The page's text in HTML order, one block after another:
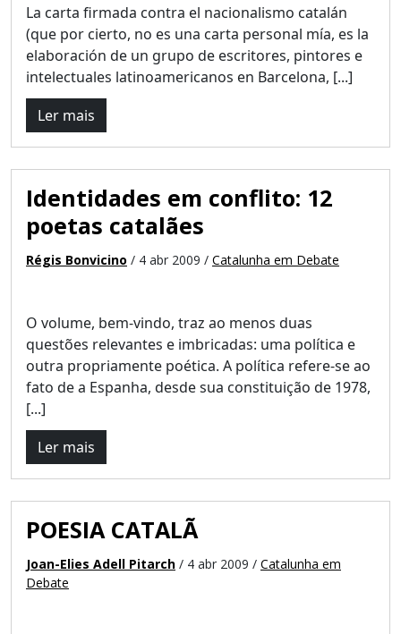
La carta firmada contra el nacionalismo catalán
(que por cierto, no es una carta personal mía, es la
elaboración de un grupo de escritores, pintores e
intelectuales latinoamericanos en Barcelona, [...]
Ler mais
Identidades em conflito: 12
poetas catalães
Régis Bonvicino / 4 abr 2009 / Catalunha em Debate
O volume, bem-vindo, traz ao menos duas
questões relevantes e imbricadas: uma política e
outra propriamente poética. A política refere-se ao
fato de a Espanha, desde sua constituição de 1978,
[...]
Ler mais
POESIA CATALÃ
Joan-Elies Adell Pitarch / 4 abr 2009 / Catalunha em
Debate